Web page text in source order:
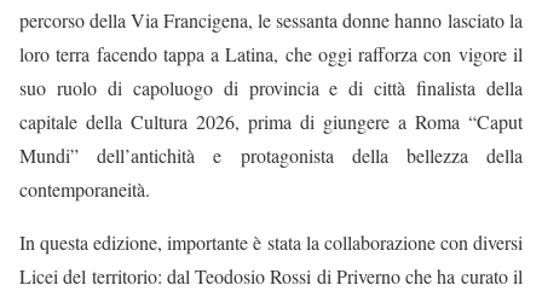
percorso della Via Francigena, le sessanta donne hanno lasciato la
loro terra facendo tappa a Latina, che oggi rafforza con vigore il
suo ruolo di capoluogo di provincia e di città finalista della
capitale della Cultura 2026, prima di giungere a Roma “Caput
Mundi” dell’antichità e protagonista della bellezza della
contemporaneità.
In questa edizione, importante è stata la collaborazione con diversi
Licei del territorio: dal Teodosio Rossi di Priverno che ha curato il